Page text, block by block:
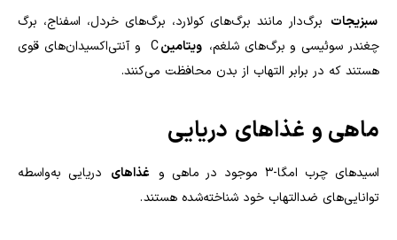
سبزیجات برگ‌دار مانند برگ‌های کولارد، برگ‌های خردل، اسفناج، برگ
چغندر سوئیسی و برگ‌های شلغم، ویتامینC و آنتی‌اکسیدان‌های قوی
هستند که در برابر التهاب از بدن محافظت می‌کنند.
ماهی و غذاهای دریایی
اسیدهای چرب امگا-3 موجود در ماهی و غذاهای دریایی به‌واسطه
توانایی‌های ضدالتهاب خود شناخته‌شده هستند.